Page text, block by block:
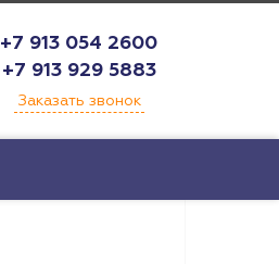
+7 913 054 2600
+7 913 929 5883
Заказать звонок